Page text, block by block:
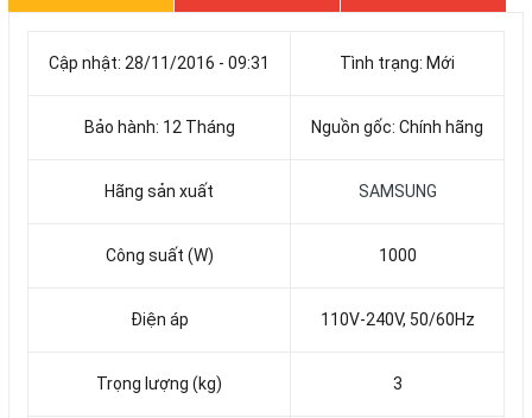
Cập nhật: 28/11/2016 - 09:31 Tình trạng: Mới
Bảo hành: 12 Tháng Nguồn gốc: Chính hãng
Hãng sản xuất SAMSUNG
Công suất (W) 1000
Điện áp 110V-240V, 50/60Hz
Trọng lượng (kg) 3